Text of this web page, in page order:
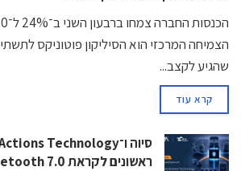
הצמיחה המרכזי הוא הסיליקון פוטוניקס
שהגיע לקצב...
קרא עוד
ראשונים לקראת Bluetooth 7.0